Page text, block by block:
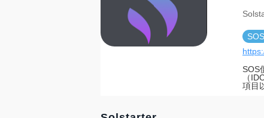
SOS
SOS
（
項目